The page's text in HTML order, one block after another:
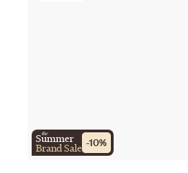
the
Summer
Brand Sale -10%